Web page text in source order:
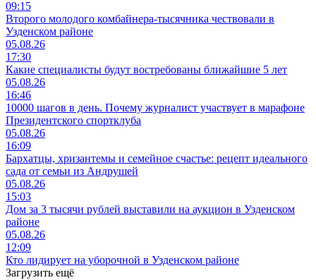
09:15
Второго молодого комбайнера-тысячника чествовали в
Узденском районе
05.08.26
17:30
Какие специалисты будут востребованы ближайшие 5 лет
05.08.26
16:46
10000 шагов в день. Почему журналист участвует в марафоне
Президентского спортклуба
05.08.26
16:09
Бархатцы, хризантемы и семейное счастье: рецепт идеального
сада от семьи из Андрушей
05.08.26
15:03
Дом за 3 тысячи рублей выставили на аукцион в Узденском
районе
05.08.26
12:09
Кто лидирует на уборочной в Узденском районе
Загрузить ещё